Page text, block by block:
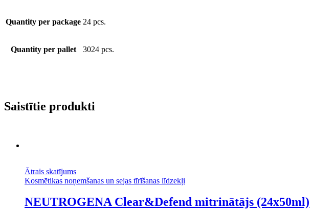
Quantity per package 24 pcs.
Quantity per pallet 3024 pcs.
Saistītie produkti
Ātrais skatījums
Kosmētikas noņemšanas un sejas tīrīšanas līdzekļi
NEUTROGENA Clear&Defend mitrinātājs (24x50ml)